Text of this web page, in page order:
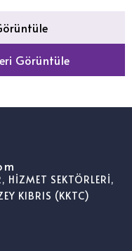
Görüntüle
HİZMET SEKTÖRLERİ,
KIBRIS (KKTC)